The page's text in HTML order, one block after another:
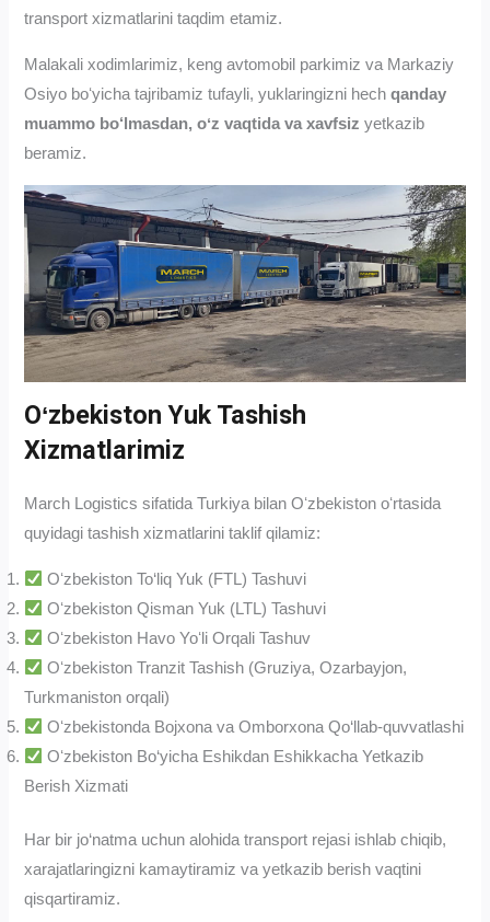
transport xizmatlarini taqdim etamiz.
Malakali xodimlarimiz, keng avtomobil parkimiz va Markaziy
Osiyo boʻyicha tajribamiz tufayli, yuklaringizni hechqanday
muammo bo‘lmasdan, oʻz vaqtida va xavfsiz yetkazib
beramiz.
Oʻzbekiston Yuk Tashish
Xizmatlarimiz
March Logistics sifatida Turkiya bilan Oʻzbekiston oʻrtasida
quyidagi tashish xizmatlarini taklif qilamiz:
Oʻzbekiston To‘liq Yuk (FTL) Tashuvi
Oʻzbekiston Qisman Yuk (LTL) Tashuvi
Oʻzbekiston Havo Yoʻli Orqali Tashuv
Oʻzbekiston Tranzit Tashish (Gruziya, Ozarbayjon,
Turkmaniston orqali)
Oʻzbekistonda Bojxona va Omborxona Qo‘llab-quvvatlashi
Oʻzbekiston Bo‘yicha Eshikdan Eshikkacha Yetkazib
Berish Xizmati
Har bir jo‘natma uchun alohida transport rejasi ishlab chiqib,
xarajatlaringizni kamaytiramiz va yetkazib berish vaqtini
qisqartiramiz.